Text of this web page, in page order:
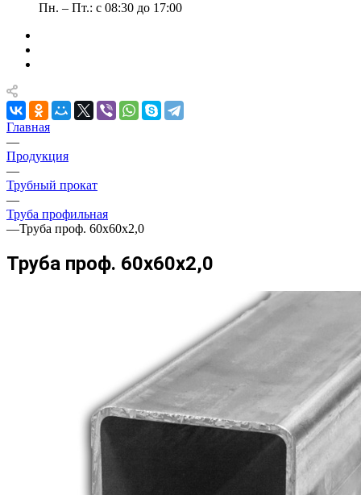
Пн. – Пт.: с 08:30 до 17:00
Главная
—
Продукция
—
Трубный прокат
—
Труба профильная
—Труба проф. 60х60х2,0
Труба проф. 60х60х2,0